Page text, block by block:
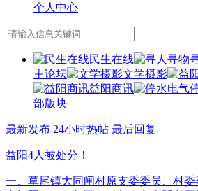
个人中心
民生在线
主论坛
文学摄影
益阳商讯
部版块
最新发布 24小时热帖 最后回复
益阳4人被处分！
一、草尾镇大同闸村原支委委员、村